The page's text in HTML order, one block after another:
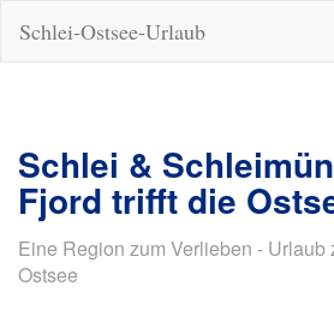
Schlei-Ostsee-Urlaub
Schlei &
Fjord trifft die
Eine Region zum Verlieben -
Ostsee